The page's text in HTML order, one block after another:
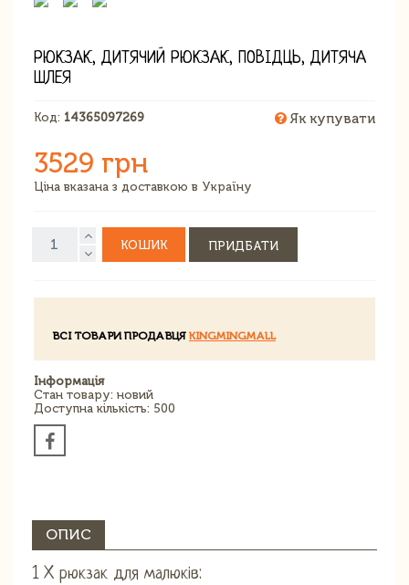
РЮКЗАК, ДИТЯЧИЙ РЮКЗАК, ПОВІДЦЬ, ДИТЯЧА
ШЛЕЯ
Код: 14365097269 Як купувати
3529 грн
Ціна вказана з доставкою в Україну
КОШИК ПРИДБАТИ
ВСІ ТОВАРИ ПРОДАВЦЯ KINGMINGMALL
Інформація
Стан товару: новий
Доступна кількість: 500
ОПИС
1 X рюкзак для малюків: